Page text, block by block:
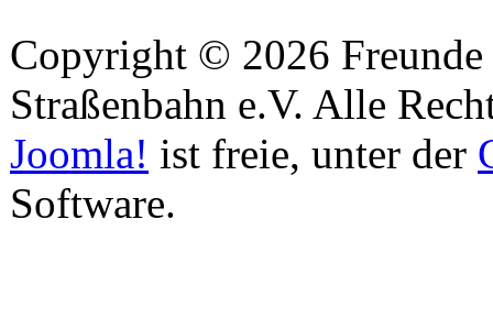
Copyright © 2026
Straßenbahn e.V. Alle
Joomla! ist freie, unter der
Software.